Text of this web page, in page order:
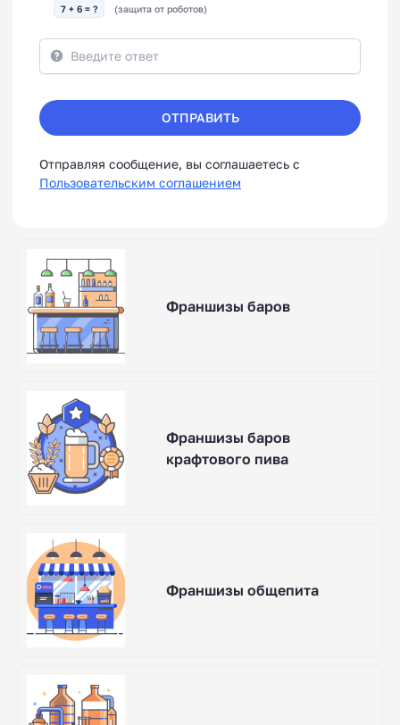
7 + 6 = ? (защита от роботов)
ОТПРАВИТЬ
Отправляя сообщение, вы соглашаетесь с
Пользовательским соглашением
Франшизы баров
Франшизы баров
крафтового пива
Франшизы общепита